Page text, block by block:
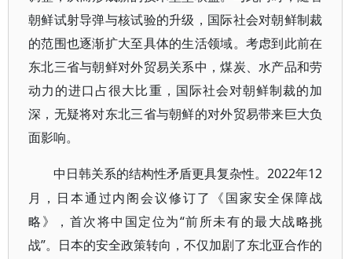
朝鲜试射导弹与核试验的升级，国际社会对朝鲜制裁
的范围也逐渐扩大至具体的生活领域。考虑到此前在
东北三省与朝鲜对外贸易关系中，煤炭、水产品和劳
动力的进口占很大比重，国际社会对朝鲜制裁的加
深，无疑将对东北三省与朝鲜的对外贸易带来巨大负
面影响。
中日韩关系的结构性矛盾更具复杂性。 2022年12
月，日本通过内阁会议修订了《国家安全保障战
略》，首次将中国定位为“前所未有的最大战略挑
战”。日本的安全政策转向，不仅加剧了东北亚合作的